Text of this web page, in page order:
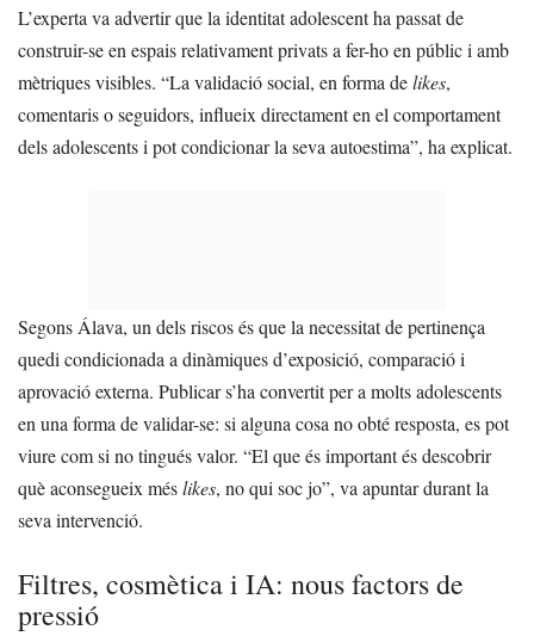
L’experta va advertir que la identitat adolescent ha passat de
construir-se en espais relativament privats a fer-ho en públic i amb
mètriques visibles. “La validació social, en forma delikes,
comentaris o seguidors, influeix directament en el comportament
dels adolescents i pot condicionar la seva autoestima”, ha explicat.
Segons Álava, un dels riscos és que la necessitat de pertinença
quedi condicionada a dinàmiques d’exposició, comparació i
aprovació externa. Publicar s’ha convertit per a molts adolescents
en una forma de validar-se: si alguna cosa no obté resposta, es pot
viure com si no tingués valor. “El que és important és descobrir
què aconsegueix méslikes, no qui soc jo”, va apuntar durant la
seva intervenció.
Filtres, cosmètica i IA: nous factors de
pressió